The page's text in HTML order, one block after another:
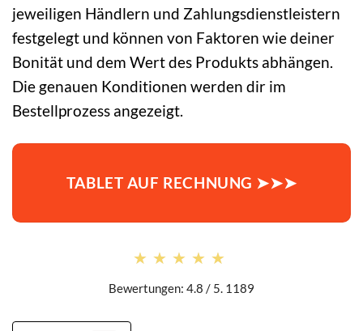
jeweiligen Händlern und Zahlungsdienstleistern
festgelegt und können von Faktoren wie deiner
Bonität und dem Wert des Produkts abhängen.
Die genauen Konditionen werden dir im
Bestellprozess angezeigt.
TABLET AUF RECHNUNG ➤➤➤
★★★★★
★★★★★
Bewertungen: 4.8 / 5. 1189